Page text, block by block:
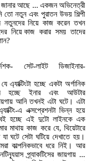
জানার আছে ... একজন অভিনেত্রী
তো নতুন এবং পুরাতন উভয় শিল্পী
নিয়ে কাজ করেন তখন
নিয়ে কাজ করার সময় তাদের
সেট-লাইট ডিজাইনার-
এ্যাক্টিংটা হচ্ছে একটা অর্গানিক
হচ্ছে ইনার এবং আউটার
আনি তখনই এটা ঘটে। এটা
এ এক্সপ্রেশনটা ভিন্ন হয়ে
হচ্ছে এই দুটো লাইনকে এক
মাথায় কাজ করে যে, থিয়েটারে
ঘটে সেটা ঘটিয়ে দেখাতে হয়।
কাল্পনিকভাবে ধরে নিই। আর
প্র্যাকটিসের জায়গায় ...